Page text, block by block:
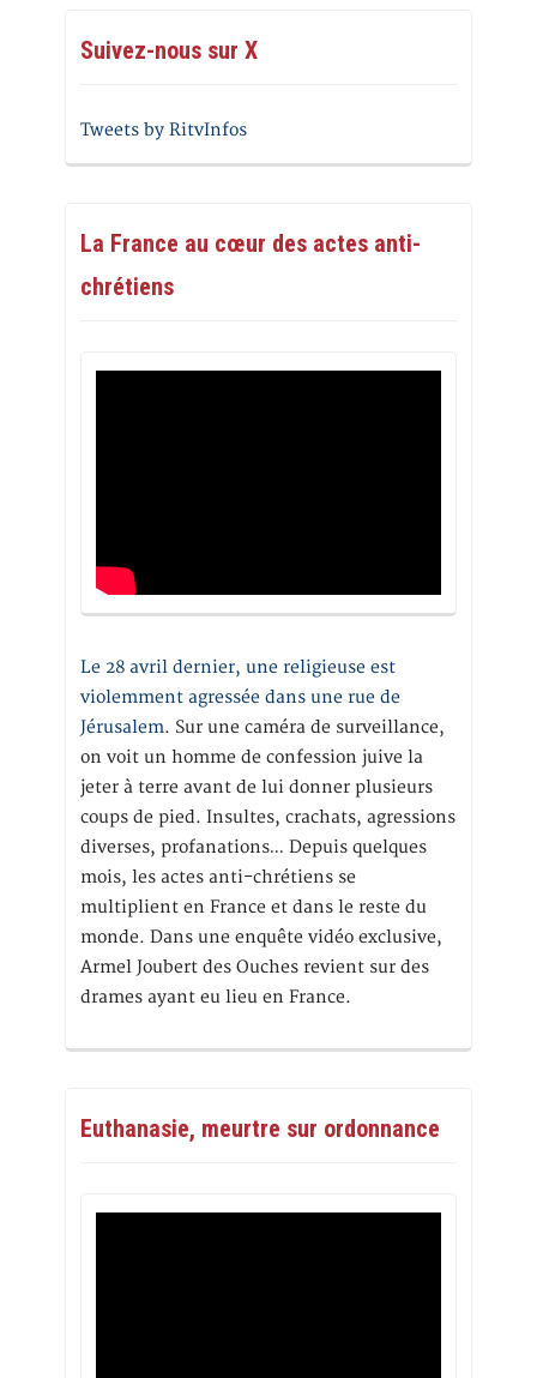
Suivez-nous sur X
Tweets by RitvInfos
La France au cœur des actes anti-
chrétiens
Le 28 avril dernier, une religieuse est
violemment agressée dans une rue de
Jérusalem. Sur une caméra de surveillance,
on voit un homme de confession juive la
jeter à terre avant de lui donner plusieurs
coups de pied. Insultes, crachats, agressions
diverses, profanations… Depuis quelques
mois, les actes anti-chrétiens se
multiplient en France et dans le reste du
monde. Dans une enquête vidéo exclusive,
Armel Joubert des Ouches revient sur des
drames ayant eu lieu en France.
Euthanasie, meurtre sur ordonnance